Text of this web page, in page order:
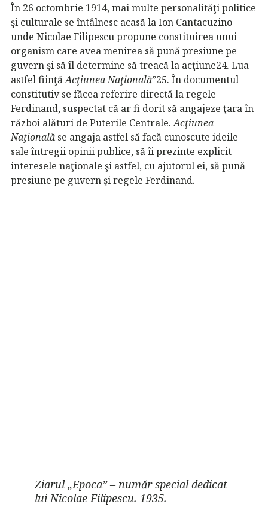
În 26 octombrie 1914, mai multe personalităţi politice
şi culturale se întâlnesc acasă la Ion Cantacuzino
unde Nicolae Filipescu propune constituirea unui
organism care avea menirea să pună presiune pe
guvern şi să îl determine să treacă la acţiune24. Lua
astfel fiinţăAcţiunea Naţională”25. În documentul
constitutiv se făcea referire directă la regele
Ferdinand, suspectat că ar fi dorit să angajeze ţara în
război alături de Puterile Centrale.Acţiunea
Naţională se angaja astfel să facă cunoscute ideile
sale întregii opinii publice, să îi prezinte explicit
interesele naţionale şi astfel, cu ajutorul ei, să pună
presiune pe guvern şi regele Ferdinand.
Ziarul „Epoca” – număr special dedicat
lui Nicolae Filipescu. 1935.